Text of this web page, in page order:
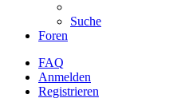
Suche
Foren
FAQ
Anmelden
Registrieren